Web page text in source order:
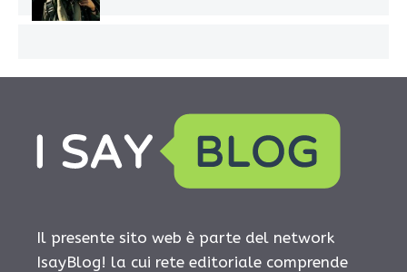
Il presente sito web è parte del network
IsayBlog! la cui rete editoriale comprende